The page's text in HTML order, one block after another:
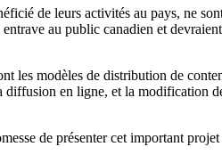
de leurs activités au pays, ne
au public canadien et
modèles de distribution de
en ligne, et la modification
de présenter cet important